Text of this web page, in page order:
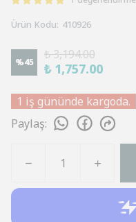
Ürün Kodu: 410926
%45
₺ 3,194.00
₺ 1,757.00
1 iş gününde kargoda.
Paylaş: